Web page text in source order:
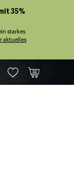
35%
starkes
aktuelles